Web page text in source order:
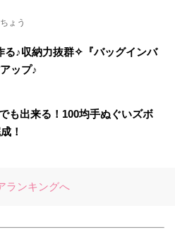
ょう
る♪収納力抜群✧『バッグインバ
ップ♪
も出来る！100均手ぬぐいズボ
！
ランキングへ